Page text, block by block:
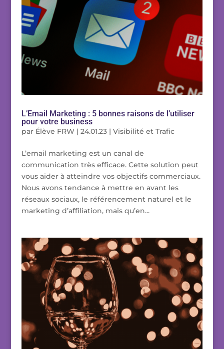
L’Email Marketing : 5 bonnes raisons de l’utiliser
pour votre business
par Élève FRW | 24.01.23| Visibilité et Trafic
L’email marketing est un canal de
communication très efficace. Cette solution peut
vous aider à atteindre vos objectifs commerciaux.
Nous avons tendance à mettre en avant les
réseaux sociaux, le référencement naturel et le
marketing d’affiliation, mais qu’en...